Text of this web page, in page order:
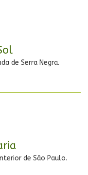
de Serra Negra.
de São Paulo.